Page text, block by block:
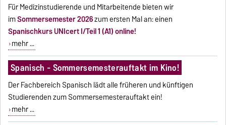
Für Medizinstudierende und Mitarbeitende bieten wir
imSommersemester 2026zum ersten Mal an: einen
Spanischkurs UNIcert I/Teil 1 (A1) online!
mehr ...
Spanisch - Sommersemesterauftakt im Kino!
Der Fachbereich Spanisch lädt alle früheren und künftigen
Studierenden zum Sommersemesterauftakt ein!
mehr ...